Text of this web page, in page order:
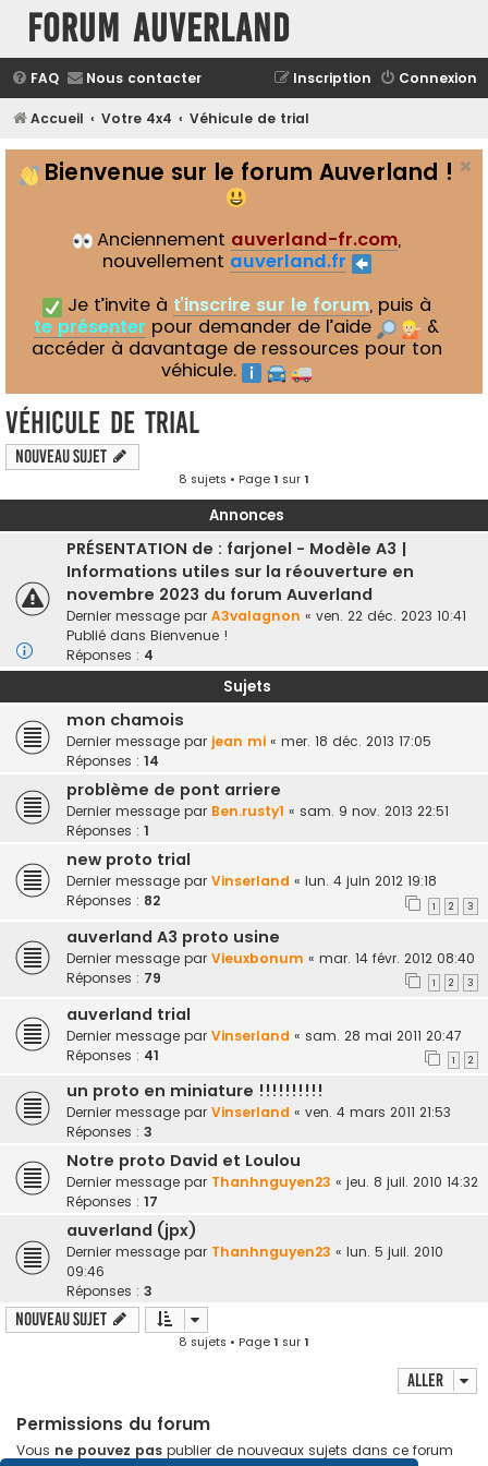
Forum Auverland
FAQ Nous contacter Connexion
Inscription
Accueil Votre 4x4 Véhicule de trial
Bienvenue sur le forum Auverland !
Anciennement auverland-fr.com,
nouvellement auverland.fr
Je t’invite à t’inscrire sur le forum, puis à
te présenter pour demander de l’aide
&
accéder à davantage de ressources pour ton
véhicule.
Véhicule de trial
Nouveau sujet
8 sujets • Page1 sur1
Annonces
PRÉSENTATION de : farjonel - Modèle A3 |
Informations utiles sur la réouverture en
novembre 2023 du forum Auverland
Dernier message par A3valagnon « ven. 22 déc. 2023 10:41
Publié dans Bienvenue !
Réponses : 4
Sujets
mon chamois
Dernier message par jean mi « mer. 18 déc. 2013 17:05
Réponses : 14
problème de pont arriere
Dernier message par Ben.rusty1 « sam. 9 nov. 2013 22:51
Réponses : 1
new proto trial
Dernier message par Vinserland « lun. 4 juin 2012 19:18
Réponses : 82 1 2 3
auverland A3 proto usine
Dernier message par Vieuxbonum « mar. 14 févr. 2012 08:40
Réponses : 79 1 2 3
auverland trial
Dernier message par Vinserland « sam. 28 mai 2011 20:47
Réponses : 41 1 2
un proto en miniature !!!!!!!!!!
Dernier message par Vinserland « ven. 4 mars 2011 21:53
Réponses : 3
Notre proto David et Loulou
Dernier message par Thanhnguyen23 « jeu. 8 juil. 2010 14:32
Réponses : 17
auverland (jpx)
Dernier message par Thanhnguyen23 « lun. 5 juil. 2010
09:46
Réponses : 3
Nouveau sujet
8 sujets • Page1 sur1
Aller
Permissions du forum
Vous ne pouvez pas publier de nouveaux sujets dans ce forum